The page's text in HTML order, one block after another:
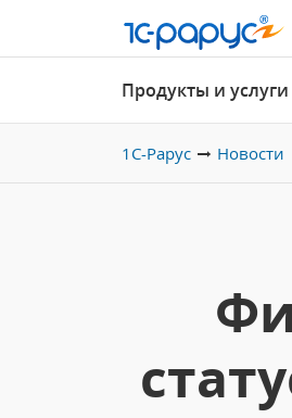
Продукты и услуги
1С-Рарус Новости